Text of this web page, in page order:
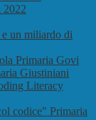
2022
un miliardo di
Primaria Govi
Giustiniani
Literacy
codice" Primaria